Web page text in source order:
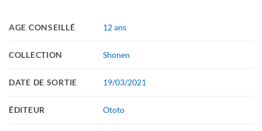
AGE CONSEILLÉ 12 ans
COLLECTION Shonen
DATE DE SORTIE 19/03/2021
ÉDITEUR Ototo